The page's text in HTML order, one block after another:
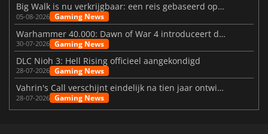
Big Walk is nu verkrijgbaar: een reis gebaseerd op vriendschap
05-08-2026 Gaming News
Warhammer 40.000: Dawn of War 4 introduceert de Necron-factie
30-07-2026 Gaming News
DLC Nioh 3: Hell Rising officieel aangekondigd
28-07-2026 Gaming News
Vahrin's Call verschijnt eindelijk na tien jaar ontwikkeling
28-07-2026 Gaming News